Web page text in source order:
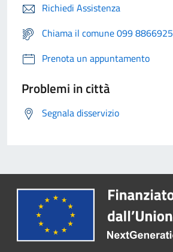
Richiedi Assistenza
Chiama il comune 099 8866925
Prenota un appuntamento
Problemi in città
Segnala disservizio